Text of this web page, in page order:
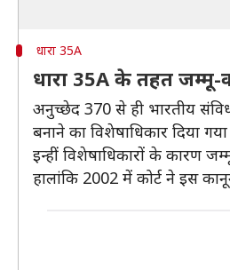
धारा 35A
धारा 35A के तहत जम्मू-
अनुच्छेद 370 से ही भारतीय
बनाने का विशेषाधिकार दिया गया
इन्हीं विशेषाधिकारों के कारण
हालांकि 2002 में कोर्ट ने इस